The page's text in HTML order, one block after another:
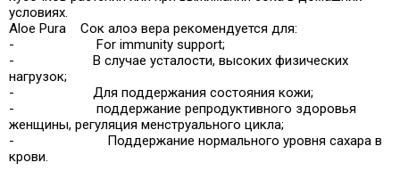
условиях.
Aloe Pura Сок алоэ вера рекомендуется для:
- For immunity support;
- В случае усталости, высоких физических
нагрузок;
- Для поддержания состояния кожи;
- поддержание репродуктивного здоровья
женщины, регуляция менструального цикла;
- Поддержание нормального уровня сахара в
крови.